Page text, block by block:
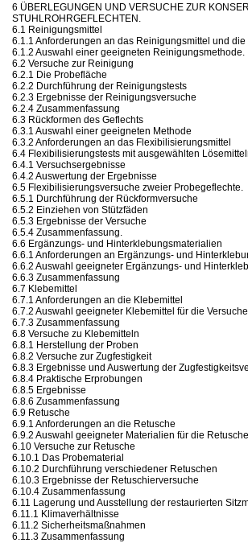
6 ÜBERLEGUNGEN UND VERSUCHE ZUR
STUHLROHRGEFLECHTEN.
6.1 Reinigungsmittel
6.1.1 Anforderungen an das Reinigungsmittel und die
6.1.2 Auswahl einer geeigneten Reinigungsmethode.
6.2 Versuche zur Reinigung
6.2.1 Die Probefläche
6.2.2 Durchführung der Reinigungstests
6.2.3 Ergebnisse der Reinigungsversuche
6.2.4 Zusammenfassung
6.3 Rückformen des Geflechts
6.3.1 Auswahl einer geeigneten Methode
6.3.2 Anforderungen an das Flexibilisierungsmittel
6.4 Flexibilisierungstests mit ausgewählten
6.4.1 Versuchsergebnisse
6.4.2 Auswertung der Ergebnisse
6.5 Flexibilisierungsversuche zweier Probegeflechte.
6.5.1 Durchführung der Rückformversuche
6.5.2 Einziehen von Stützfäden
6.5.3 Ergebnisse der Versuche
6.5.4 Zusammenfassung.
6.6 Ergänzungs- und Hinterklebungsmaterialien
6.6.1 Anforderungen an Ergänzungs- und
6.6.2 Auswahl geeigneter Ergänzungs- und
6.6.3 Zusammenfassung
6.7 Klebemittel
6.7.1 Anforderungen an die Klebemittel
6.7.2 Auswahl geeigneter Klebemittel für die Versuche
6.7.3 Zusammenfassung
6.8 Versuche zu Klebemitteln
6.8.1 Herstellung der Proben
6.8.2 Versuche zur Zugfestigkeit
6.8.3 Ergebnisse und Auswertung der
6.8.4 Praktische Erprobungen
6.8.5 Ergebnisse
6.8.6 Zusammenfassung
6.9 Retusche
6.9.1 Anforderungen an die Retusche
6.9.2 Auswahl geeigneter Materialien für die Retusche.
6.10 Versuche zur Retusche
6.10.1 Das Probematerial
6.10.2 Durchführung verschiedener Retuschen
6.10.3 Ergebnisse der Retuschierversuche
6.10.4 Zusammenfassung
6.11 Lagerung und Ausstellung der restaurierten
6.11.1 Klimaverhältnisse
6.11.2 Sicherheitsmaßnahmen
6.11.3 Zusammenfassung